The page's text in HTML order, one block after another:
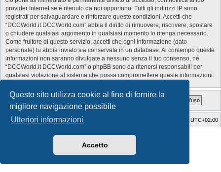
Questo sito utilizza cookie al fine di fornire la
migliore navigazione possibile
Ulteriori informazioni
Accetto
provider Internet se è ritenuto da noi opportuno. Tutti gli indirizzi IP sono
registrati per salvaguardare e rinforzare queste condizioni. Accetti che
“DCCWorld.it DCCWorld.com” abbia il diritto di rimuovere, riscrivere, spostare
o chiudere qualsiasi argomento in qualsiasi momento lo ritenga necessario.
Come fruitore di questo servizio, accetti che ogni informazione (dato
personale) tu abbia inviato sia conservata in un database. Al contempo queste
informazioni non saranno divulgate a nessuno senza il tuo consenso, né
“DCCWorld.it DCCWorld.com” o phpBB sono da ritenersi responsabili per
qualsiasi violazione al sistema che possa compromettere queste informazioni.
Indice UTC+02:00
Style Developer by ©GTA game
phpBB